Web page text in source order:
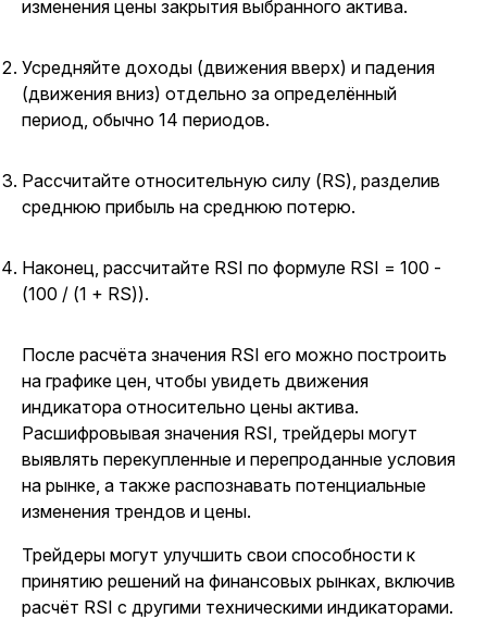
изменения цены закрытия выбранного актива.
Усредняйте доходы (движения вверх) и падения
(движения вниз) отдельно за определённый
период, обычно 14 периодов.
Рассчитайте относительную силу (RS), разделив
среднюю прибыль на среднюю потерю.
Наконец, рассчитайте RSI по формуле RSI = 100 -
(100 / (1 + RS)).
После расчёта значения RSI его можно построить
на графике цен, чтобы увидеть движения
индикатора относительно цены актива.
Расшифровывая значения RSI, трейдеры могут
выявлять перекупленные и перепроданные условия
на рынке, а также распознавать потенциальные
изменения трендов и цены.
Трейдеры могут улучшить свои способности к
принятию решений на финансовых рынках, включив
расчёт RSI с другими техническими индикаторами.